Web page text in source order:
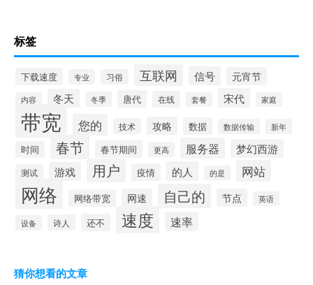
标签
下载速度 专业 习俗 互联网 信号 元宵节
内容 冬天 冬季 唐代 在线 套餐 宋代 家庭
带宽 您的 技术 攻略 数据 数据传输 新年
时间 春节 春节期间 更高 服务器 梦幻西游
测试 游戏 用户 疫情 的人 的是 网站
网络 网络带宽 网速 自己的 节点 英语
设备 诗人 还不 速度 速率
猜你想看的文章